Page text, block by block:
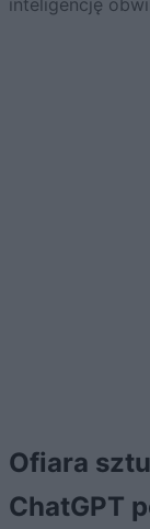
Ofiara
ChatGPT